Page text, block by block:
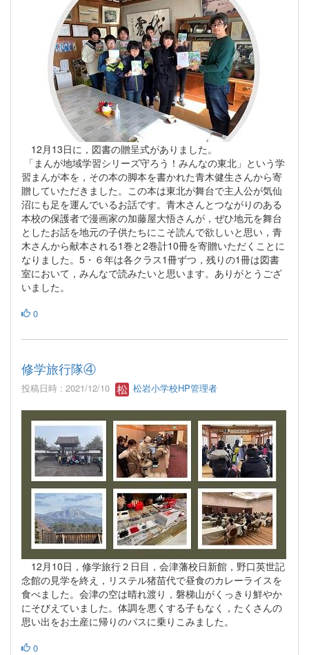
12月13日に，図書の贈呈式がありました。
「まんが地域学習シリーズ守ろう！みんなの東北」という学
習まんが本を，その本の脚本を書かれた青木健生さんから寄
贈していただきました。この本は東北が舞台で主人公が気仙
沼にも足を運んでいるお話です。青木さんとつながりのある
本校の保護者で漫画家の加藤屋大悟さんが，ぜひ地元を舞台
としたお話を地元の子供たちにこそ読んで欲しいと思い，青
木さんから献本される1巻と2巻計10冊を寄贈いただくことに
なりました。5・６年は各クラス1冊ずつ，残りの1冊は図書
室において，みんなで読みたいと思います。ありがとうござ
いました。
0
修学旅行隊④
投稿日時 : 2021/12/10 松岩小学校HP管理者
12月10日，修学旅行２日目，会津藩校日新館，野口英世記
念館の見学を終え，リステル猪苗代で昼食のカレーライスを
食べました。会津の空は晴れ渡り，磐梯山がくっきり鮮やか
にそびえていました。体調を悪くする子もなく，たくさんの
思い出をお土産に帰りのバスに乗りこみました。
0